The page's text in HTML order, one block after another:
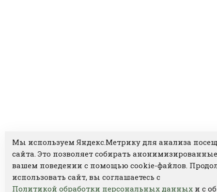
Мы используем Яндекс.Метрику для анализа
сайта. Это позволяет собирать
вашем поведении с помощью cookie-файлов.
использовать сайт, вы соглашаетесь с
Политикой обработки персональных данных и с